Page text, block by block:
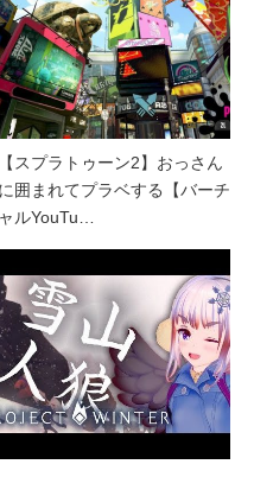
【スプラトゥーン2】おっさん
に囲まれてプラベする【バーチ
ャルYouTu…